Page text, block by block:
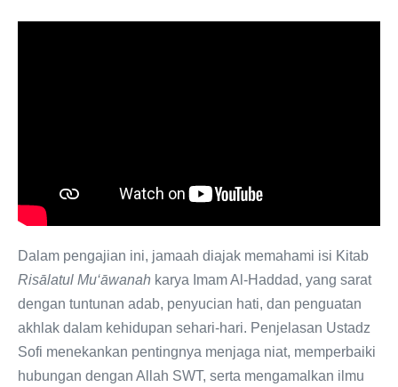
Dalam pengajian ini, jamaah diajak memahami isi Kitab
Risālatul Mu‘āwanah karya Imam Al-Haddad, yang sarat
dengan tuntunan adab, penyucian hati, dan penguatan
akhlak dalam kehidupan sehari-hari. Penjelasan Ustadz
Sofi menekankan pentingnya menjaga niat, memperbaiki
hubungan dengan Allah SWT, serta mengamalkan ilmu